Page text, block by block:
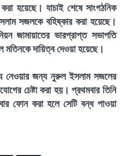
হয়েছে। যাচাই শেষে সাংগঠনিক
সজলকে বহিষ্কার করা হয়েছে।
জামায়াতের ভারপ্রাপ্ত সভাপতি
মতিনকে দায়িত্ব দেওয়া হয়েছে।
নেওয়ার জন্য নুরুল ইসলাম সজলের
চেষ্টা করা হয়। প্রথমবার তিনি
ফোন করা হলে সেটি বন্ধ পাওয়া